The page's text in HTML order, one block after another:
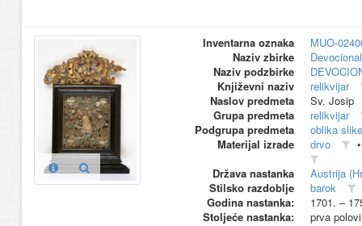
Inventarna oznaka
MUO-
Naziv zbirke
Naziv podzbirke
Književni naziv
relikvijar
Naslov predmeta
Sv. Josip
Grupa predmeta
relikvijar
Podgrupa predmeta
oblika slike
Materijal izrade
drvo
Država nastanka
Austrija
Stilsko razdoblje
barok
Godina nastanka:
1701. –
Stoljeće nastanka:
prva